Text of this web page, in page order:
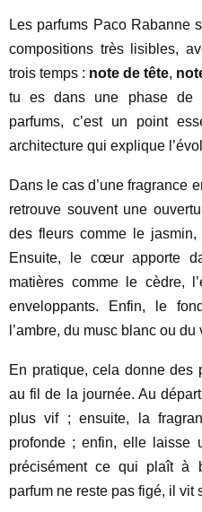
Les parfums Paco Rabanne
compositions très lisibles,
trois temps : note de tête,
tu es dans une phase de
parfums, c’est un point
architecture qui explique
Dans le cas d’une fragrance
retrouve souvent une
des fleurs comme le
Ensuite, le cœur apporte
matières comme le cèdre,
enveloppants. Enfin, le
l’ambre, du musc blanc ou du
En pratique, cela donne des
au fil de la journée. Au
plus vif ; ensuite, la
profonde ; enfin, elle laisse
précisément ce qui plaît à
parfum ne reste pas figé, il vit